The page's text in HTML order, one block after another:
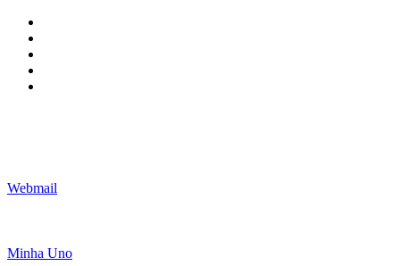
Webmail
Minha Uno